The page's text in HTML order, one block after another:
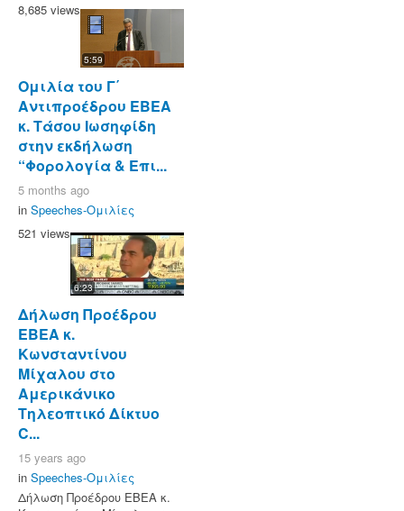
8,685 views
5:59
Ομιλία του Γ΄
Αντιπροέδρου ΕΒΕΑ
κ. Τάσου Ιωσηφίδη
στην εκδήλωση
“Φορολογία & Επι...
5 months ago
in Speeches-Ομιλίες
521 views
6:23
Δήλωση Προέδρου
ΕΒΕΑ κ.
Κωνσταντίνου
Μίχαλου στο
Αμερικάνικο
Τηλεοπτικό Δίκτυο
C...
15 years ago
in Speeches-Ομιλίες
Δήλωση Προέδρου ΕΒΕΑ κ.